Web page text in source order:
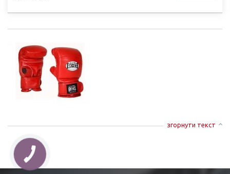
згорнути текст
КНОПКА
ЗВ'ЯЗКУ